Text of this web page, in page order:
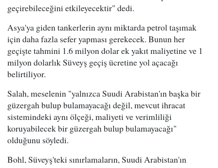
geçirebileceğini etkileyecektir" dedi.
Asya'ya giden tankerlerin aynı miktarda petrol taşımak
için daha fazla sefer yapması gerekecek. Bunun her
geçişte tahmini 1.6 milyon dolar ek yakıt maliyetine ve 1
milyon dolarlık Süveyş geçiş ücretine yol açacağı
belirtiliyor.
Salah, meselenin "yalnızca Suudi Arabistan'ın başka bir
güzergah bulup bulamayacağı değil, mevcut ihracat
sistemindeki aynı ölçeği, maliyeti ve verimliliği
koruyabilecek bir güzergah bulup bulamayacağı"
olduğunu söyledi.
Bohl, Süveyş'teki sınırlamaların, Suudi Arabistan'ın